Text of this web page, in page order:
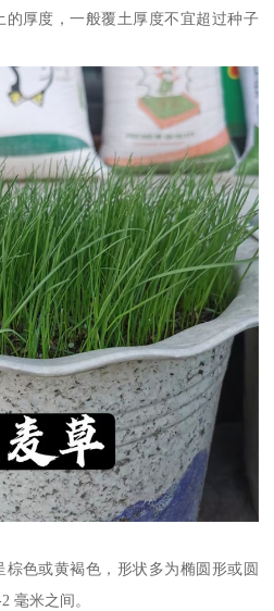
厚度，一般覆土厚度不宜超过种子
色或黄褐色，形状多为椭圆形或圆
毫米之间。